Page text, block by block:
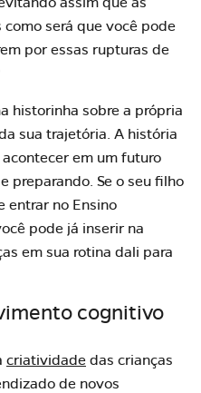
será que você pode
por essas rupturas de
historinha sobre a própria
sua trajetória. A história
em um futuro
preparando. Se o seu filho
entrar no Ensino
pode já inserir na
em sua rotina dali para
cognitivo
criatividade das crianças
de novos